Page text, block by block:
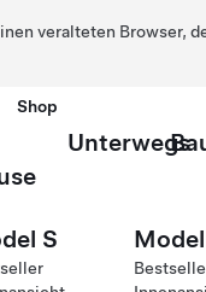
veralteten Browser,
Shop
Unterwegs
S